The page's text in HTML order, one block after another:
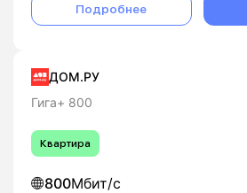
Подробнее
ДОМ.РУ
Гига+ 800
Квартира
800Мбит/с